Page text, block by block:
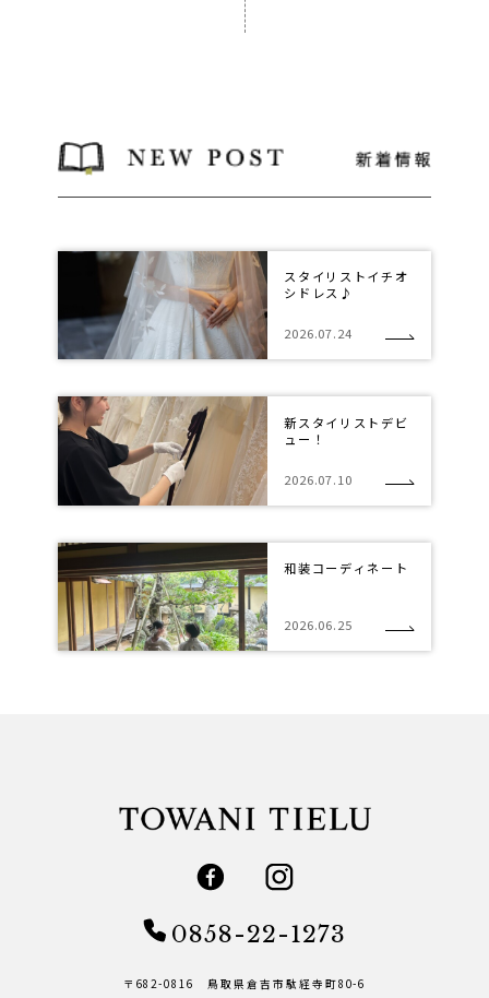
スタイリストイチオ
シドレス♪
2026.07.24
新スタイリストデビ
ュー！
2026.07.10
和装コーディネート
2026.06.25
0858-22-1273
〒682-0816 鳥取県倉吉市駄経寺町80-6